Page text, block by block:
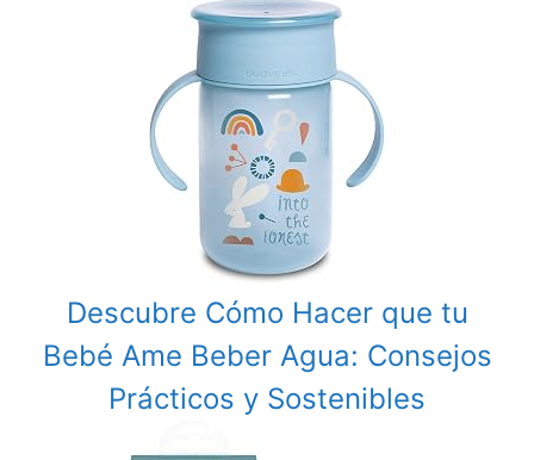
Descubre Cómo Hacer que tu
Bebé Ame Beber Agua: Consejos
Prácticos y Sostenibles